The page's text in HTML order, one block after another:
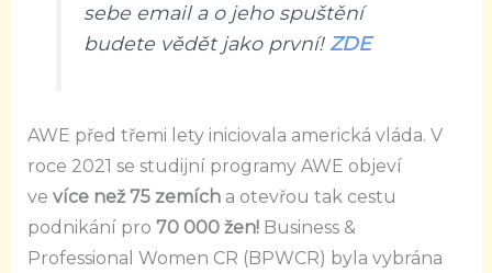
sebe email a o jeho spuštění
budete vědět jako první!ZDE
AWE před třemi lety iniciovala americká vláda. V
roce 2021 se studijní programy AWE objeví
ve více než 75 zemícha otevřou tak cestu
podnikání pro 70 000 žen!Business &
Professional Women CR (BPWCR) byla vybrána